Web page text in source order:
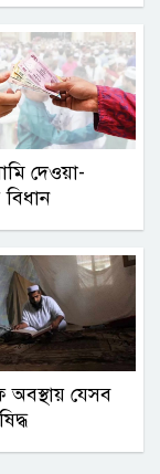
দেওয়া-
অবস্থায় যেসব